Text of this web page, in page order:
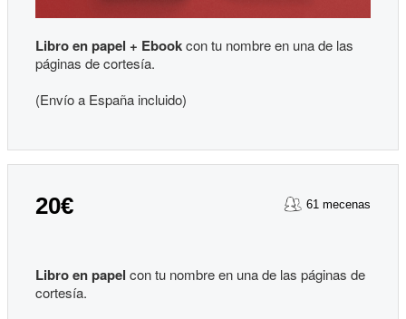
Libro en papel + Ebookcon tu nombre en una de las
páginas de cortesía.
(Envío a España incluido)
20€ 61 mecenas
Libro en papel con tu nombre en una de las páginas de
cortesía.